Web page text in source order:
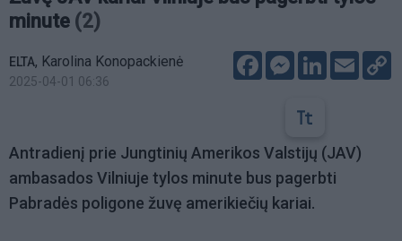
minute (2)
ELTA, Karolina Konopackienė
2025-04-01 06:36
FacebookMessenger
LinkedIn
Email
Antradienį prie Jungtinių Amerikos Valstijų (JAV)
ambasados Vilniuje tylos minute bus pagerbti
Pabradės poligone žuvę amerikiečių kariai.